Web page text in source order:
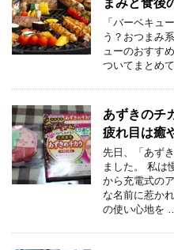
「バーベキュ
う？おつまみ
ューのおすす
ついてまとめ
あずきのチ
疲れ目は癒
先日、「あず
ました。 私は
から充電式の
な名前に惹か
の使い心地を …